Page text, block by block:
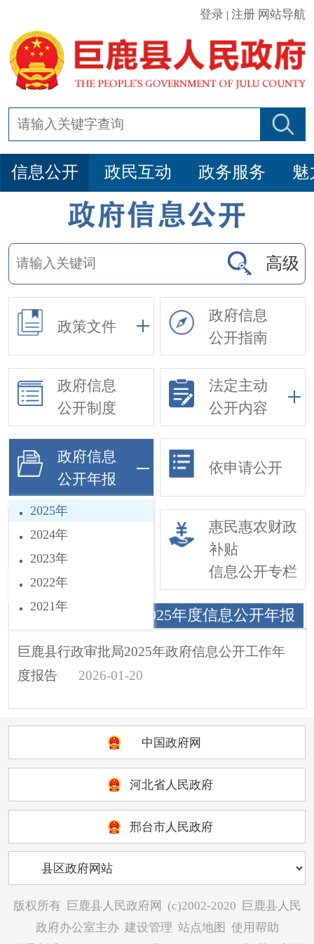
登录 |注册 网站导航
信息公开 政民互动 政务服务 魅
高级
政策文件
政府信息
公开指南
政府信息
公开制度
法定主动
公开内容
政府信息
公开年报
2025年
2024年
2023年
2022年
2021年
依申请公开
基层政务公开
事项目录
惠民惠农财政
补贴
信息公开专栏
巨鹿县行政审批局2025年度信息公开年报
巨鹿县行政审批局2025年政府信息公开工作年
度报告
2026-01-20
中国政府网
河北省人民政府
邢台市人民政府
版权所有 巨鹿县人民政府网 (c)2002-2020
巨鹿县人民
政府办公室主办 建设管理 站点地图
使用帮助